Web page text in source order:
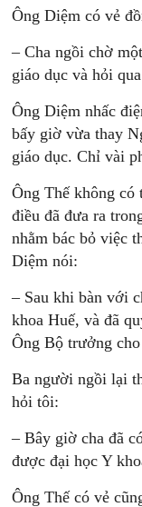
Ông Diệm có vẻ
– Cha ngồi chờ
giáo dục và hỏi
Ông Diệm nhấc
bấy giờ vừa thay
giáo dục. Chỉ vài
Ông Thế không
điều đã đưa ra
nhằm bác bỏ việc
Diệm nói:
– Sau khi bàn với
khoa Huế, và đã
Ông Bộ trưởng
Ba người ngồi lại
hỏi tôi:
– Bây giờ cha đã
được đại học Y
Ông Thế có vẻ